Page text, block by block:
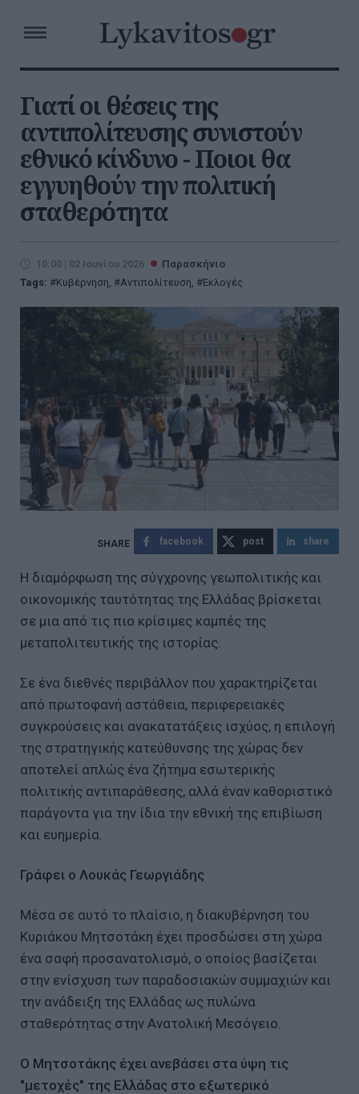
Γιατί οι θέσεις της
αντιπολίτευσης συνιστούν
εθνικό κίνδυνο - Ποιοι θα
εγγυηθούν την πολιτική
σταθερότητα
10:00 | 02 Ιουνίου 2026
Παρασκήνιο
Tags:
Κυβέρνηση, Αντιπολίτευση, Εκλογές
facebook post share
Η διαμόρφωση της σύγχρονης γεωπολιτικής και
οικονομικής ταυτότητας της Ελλάδας βρίσκεται
σε μια από τις πιο κρίσιμες καμπές της
μεταπολιτευτικής της ιστορίας.
Σε ένα διεθνές περιβάλλον που χαρακτηρίζεται
από πρωτοφανή αστάθεια, περιφερειακές
συγκρούσεις και ανακατατάξεις ισχύος, η επιλογή
της στρατηγικής κατεύθυνσης της χώρας δεν
αποτελεί απλώς ένα ζήτημα εσωτερικής
πολιτικής αντιπαράθεσης, αλλά έναν καθοριστικό
παράγοντα για την ίδια την εθνική της επιβίωση
και ευημερία.
Γράφει ο Λουκάς Γεωργιάδης
Μέσα σε αυτό το πλαίσιο, η διακυβέρνηση του
Κυριάκου Μητσοτάκη έχει προσδώσει στη χώρα
ένα σαφή προσανατολισμό, ο οποίος βασίζεται
στην ενίσχυση των παραδοσιακών συμμαχιών και
την ανάδειξη της Ελλάδας ως πυλώνα
σταθερότητας στην Ανατολική Μεσόγειο.
Ο Μητσοτάκης έχει ανεβάσει στα ύψη τις
"μετοχές" της Ελλάδας στο εξωτερικό